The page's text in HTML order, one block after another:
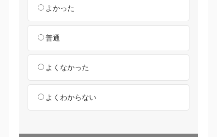
よかった
普通
よくなかった
よくわからない